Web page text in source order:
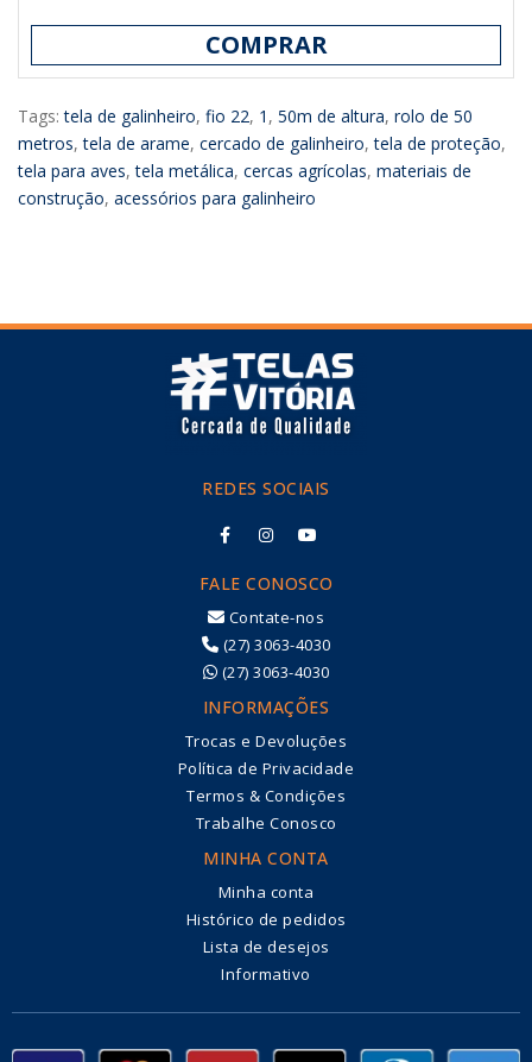
COMPRAR
Tags:tela de galinheiro, fio 22, 1 , 50m de altura, rolo de 50
metros,tela de arame, cercado de galinheiro,tela de proteção,
tela para aves,tela metálica, cercas agrícolas, materiais de
construção, acessórios para galinheiro
REDES SOCIAIS
FALE CONOSCO
Contate-nos
(27) 3063-4030
(27) 3063-4030
INFORMAÇÕES
Trocas e Devoluções
Política de Privacidade
Termos & Condições
Trabalhe Conosco
MINHA CONTA
Minha conta
Histórico de pedidos
Lista de desejos
Informativo